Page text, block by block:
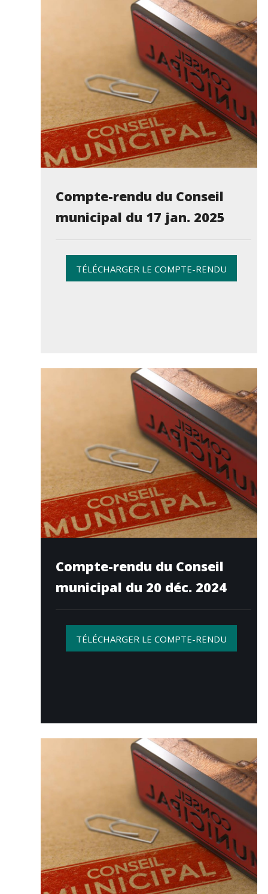
Compte-rendu du Conseil
municipal du 17 jan. 2025
TÉLÉCHARGER LE COMPTE-RENDU
Compte-rendu du Conseil
municipal du 20 déc. 2024
TÉLÉCHARGER LE COMPTE-RENDU